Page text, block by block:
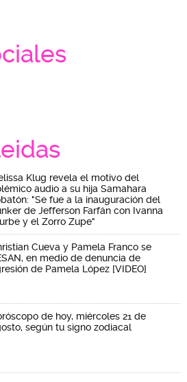
Klug revela el motivo del
audio a su hija Samahara
"Se fue a la inauguración del
de Jefferson Farfán con Ivanna
y el Zorro Zupe"
Cueva y Pamela Franco se
en medio de denuncia de
de Pamela López [VIDEO]
de hoy, miércoles 21 de
según tu signo zodiacal